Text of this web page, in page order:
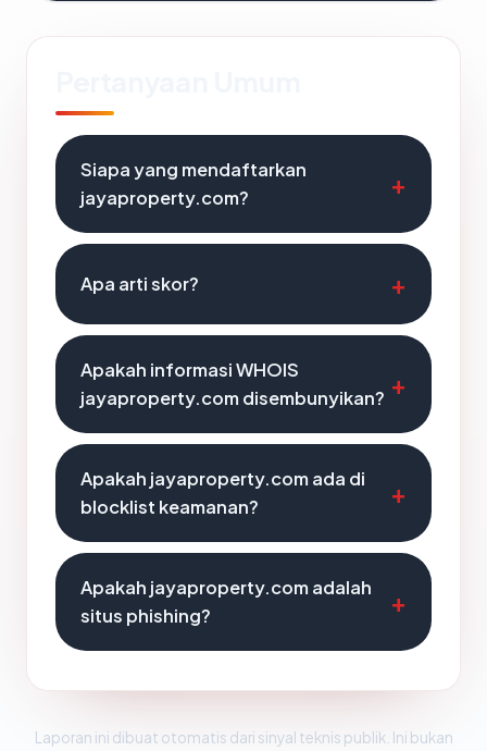
Siapa yang mendaftarkan
jayaproperty.com?
Apa arti skor?
Apakah informasi WHOIS
jayaproperty.com disembunyikan?
Apakah jayaproperty.com ada di
blocklist keamanan?
Apakah jayaproperty.com adalah
situs phishing?
Laporan ini dibuat otomatis dari sinyal teknis publik. Ini bukan